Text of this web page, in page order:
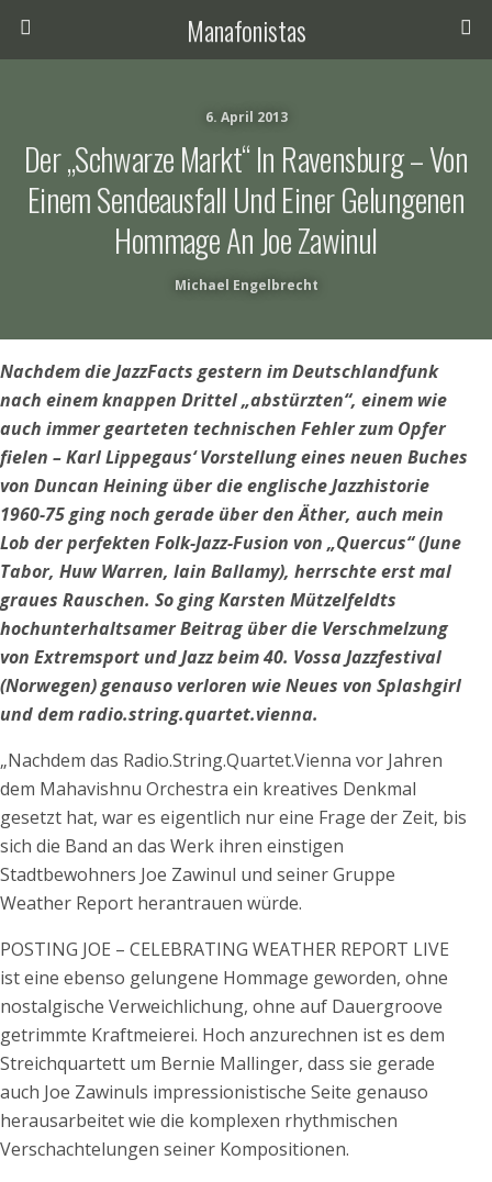
Manafonistas
6. April 2013
Der „schwarze Markt“ In Ravensburg – Von
Einem Sendeausfall Und Einer Gelungenen
Hommage An Joe Zawinul
Michael Engelbrecht
Nachdem die JazzFacts gestern im Deutschlandfunk
nach einem knappen Drittel „abstürzten“, einem wie
auch immer gearteten technischen Fehler zum Opfer
fielen – Karl Lippegaus‘ Vorstellung eines neuen Buches
von Duncan Heining über die englische Jazzhistorie
1960-75 ging noch gerade über den Äther, auch mein
Lob der perfekten Folk-Jazz-Fusion von „Quercus“ (June
Tabor, Huw Warren, Iain Ballamy), herrschte erst mal
graues Rauschen. So ging Karsten Mützelfeldts
hochunterhaltsamer Beitrag über die Verschmelzung
von Extremsport und Jazz beim 40. Vossa Jazzfestival
(Norwegen) genauso verloren wie Neues von Splashgirl
und dem radio.string.quartet.vienna.
„Nachdem das Radio.String.Quartet.Vienna vor Jahren
dem Mahavishnu Orchestra ein kreatives Denkmal
gesetzt hat, war es eigentlich nur eine Frage der Zeit, bis
sich die Band an das Werk ihren einstigen
Stadtbewohners Joe Zawinul und seiner Gruppe
Weather Report herantrauen würde.
POSTING JOE – CELEBRATING WEATHER REPORT LIVE
ist eine ebenso gelungene Hommage geworden, ohne
nostalgische Verweichlichung, ohne auf Dauergroove
getrimmte Kraftmeierei. Hoch anzurechnen ist es dem
Streichquartett um Bernie Mallinger, dass sie gerade
auch Joe Zawinuls impressionistische Seite genauso
herausarbeitet wie die komplexen rhythmischen
Verschachtelungen seiner Kompositionen.